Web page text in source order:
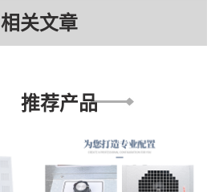
相关文章
推荐产品